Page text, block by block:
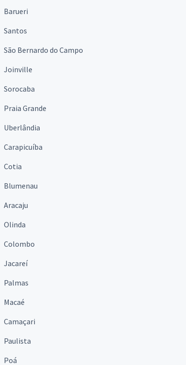
Barueri
Santos
São Bernardo do Campo
Joinville
Sorocaba
Praia Grande
Uberlândia
Carapicuíba
Cotia
Blumenau
Aracaju
Olinda
Colombo
Jacareí
Palmas
Macaé
Camaçari
Paulista
Poá